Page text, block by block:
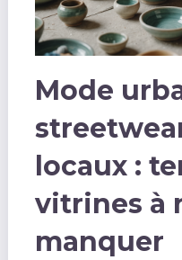
Mode
locaux :
vitrines à
manquer